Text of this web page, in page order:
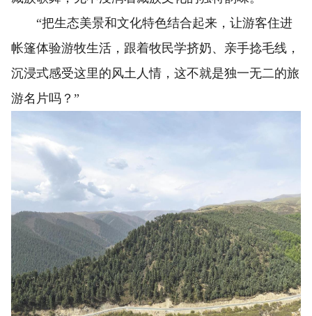
“把生态美景和文化特色结合起来，让游客住进
帐篷体验游牧生活，跟着牧民学挤奶、亲手捻毛线，
沉浸式感受这里的风土人情，这不就是独一无二的旅
游名片吗？”